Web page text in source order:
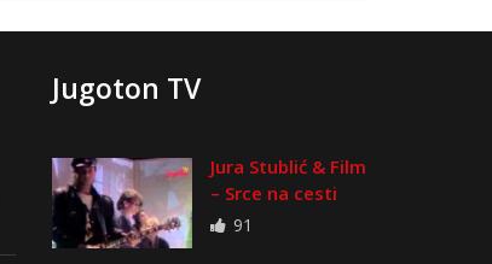
Jugoton TV
Jura Stublić & Film
– Srce na cesti
91